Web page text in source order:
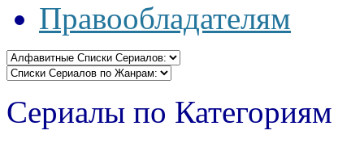
Правообладателям
Сериалы по Категориям